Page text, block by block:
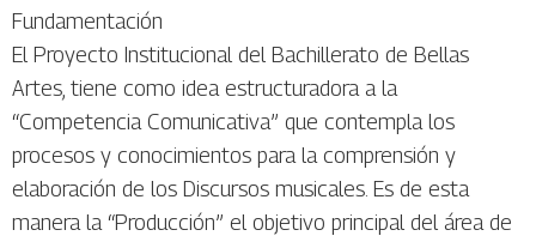
Fundamentación
El Proyecto Institucional del Bachillerato de Bellas
Artes, tiene como idea estructuradora a la
“Competencia Comunicativa” que contempla los
procesos y conocimientos para la comprensión y
elaboración de los Discursos musicales. Es de esta
manera la “Producción” el objetivo principal del área de